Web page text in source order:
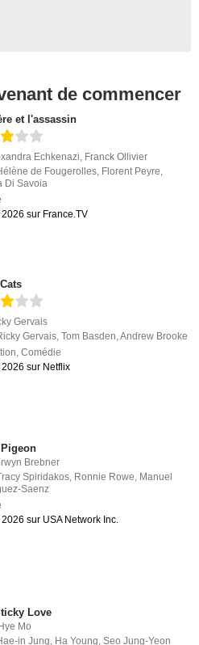
de commencer
et l'assassin
Echkenazi, Franck Ollivier
de Fougerolles, Florent Peyre,
Di Savoia
sur France.TV
Gervais
Gervais ,Tom Basden ,Andrew Brooke
,Comédie
sur Netflix
Brebner
Spiridakos, Ronnie Rowe, Manuel
Saenz
sur USA Network Inc.
Love
Mo
in Jung, Ha Young,Seo Jung-Yeon